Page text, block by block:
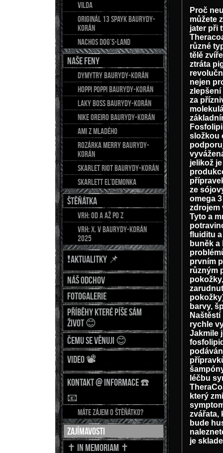
Proč
můžete
jater při
různé
tělě
ztráta
nejen
zlepšení
za
složkou
jelikož
ze
omega
zdrojem
Tyto a
fluiditu
buněk
prvním
různým
barvy,
rychle
Jakmile
léčbu
který
zvářata,
bude
je
Vilda
Originál 13 Spayk Baurydy-
Korán
Nachos Dog’s-Land
NAŠE FENY
DYMYTRY Baurydy-Korán
HOPPI POPPI Baurydy-Korán
LAKY BOSS Baurydy-Korán
NIKE OREIRO Baurydy-Korán
AMI z Mladého
Rozárka Merry Baurydy-
Korán
Skarlet Riot Baurydy-Korán
Skarlett El’demonka
ŠTĚŇÁTKA
Vrh: od A až po Z
Vrh: X. v Baurydy-Korán
2025
❗AKTUALITKY 📌
Náš odchov
Fotogalerie
Příběhy které píše sám
život 😊
Čemu se věnuji 😊
Video 📽
Kontakt @ Informace ☎️
📧
Máte zájem o štěňátko?
Zajímavosti
✝️ In Memoriam ✝️